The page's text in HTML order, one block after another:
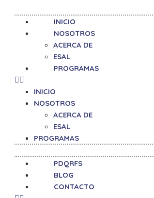
INICIO
NOSOTROS
ACERCA DE
ESAL
PROGRAMAS
INICIO
NOSOTROS
ACERCA DE
ESAL
PROGRAMAS
PDQRFS
BLOG
CONTACTO